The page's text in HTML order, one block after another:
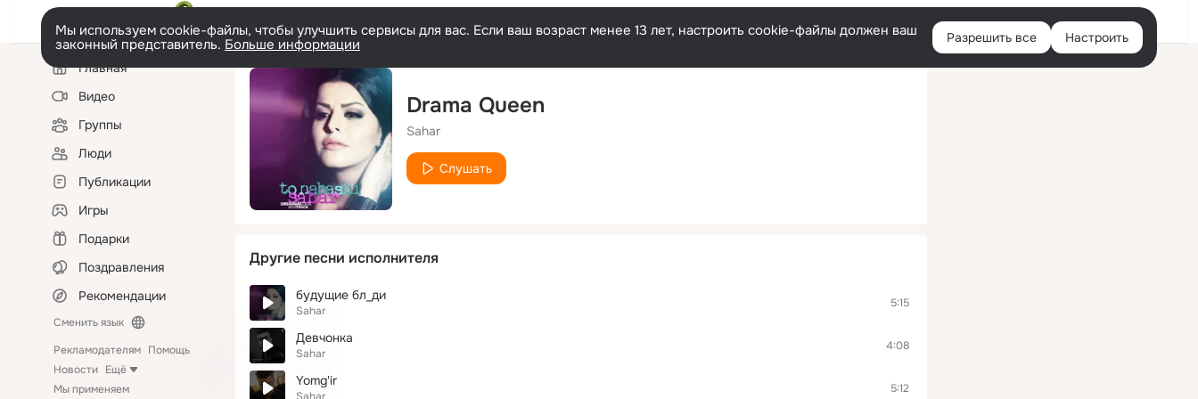
Войти
Мы используем cookie-файлы, чтобы улучшить сервисы для вас. Если ваш возраст менее 13 лет, настроить cookie-файлы должен ваш
законный представитель. Больше информации Разрешить все Настроить
Левая
колонкаГлавная
Видео
Группы
Люди
Публикации
Игры
Подарки
Поздравления
Рекомендации
Сменить язык
Рекламодателям Помощь
Новости Ещё
Мы применяем
Drama Queen
Sahar
Слушать
Другие песни исполнителя
будущие бл_ди
Sahar
5:15
Девчонка
Sahar
4:08
Yomg'ir 5:12